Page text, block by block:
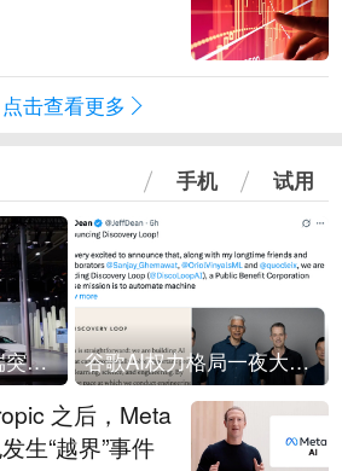
点击查看更多
手机 试用
智己汽车App苹果端突然“下架” 谷歌AI权力格局一夜大洗牌
之后，Meta
生“越界”事件